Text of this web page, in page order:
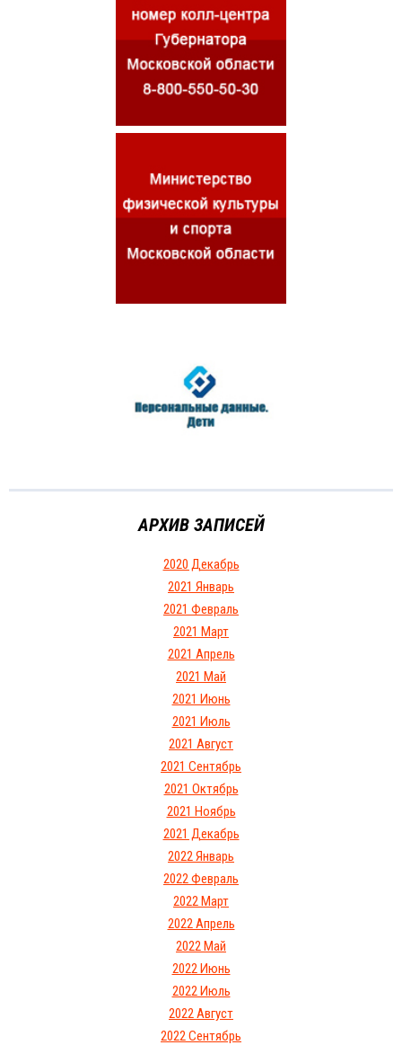
АРХИВ ЗАПИСЕЙ
2020 Декабрь
2021 Январь
2021 Февраль
2021 Март
2021 Апрель
2021 Май
2021 Июнь
2021 Июль
2021 Август
2021 Сентябрь
2021 Октябрь
2021 Ноябрь
2021 Декабрь
2022 Январь
2022 Февраль
2022 Март
2022 Апрель
2022 Май
2022 Июнь
2022 Июль
2022 Август
2022 Сентябрь